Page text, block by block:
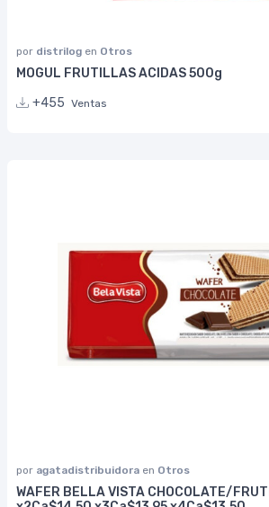
por distrilog en Otros
MOGUL FRUTILLAS ACIDAS 500g
+455 Ventas
por agatadistribuidora en Otros
WAFER BELLA VISTA CHOCOLATE/